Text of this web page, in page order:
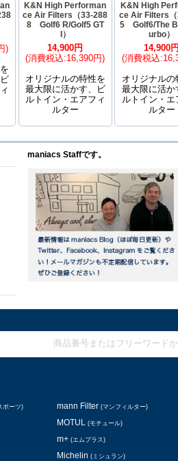
)
K&N High Performan
ce Air Filters（33-288
8 Golf6 R/Golf5 GT
I）
14,900円
(消費税込:16,390円)
オリジナルの特性を
最大限に活かす、ビ
ルトイン・エアフィ
ルター
K&N High
ce Air Filters
5 Golf6/The
urbo）
14,900円
(消費税込
オリジナルの
最大限に活か
ルトイン・エ
ルター
maniacs Staffです。
ポーツ) mann Filter (マンフィルター)
MOTUL (モチュール)
m+ (エムプラス)
Michelin (ミシュラン)